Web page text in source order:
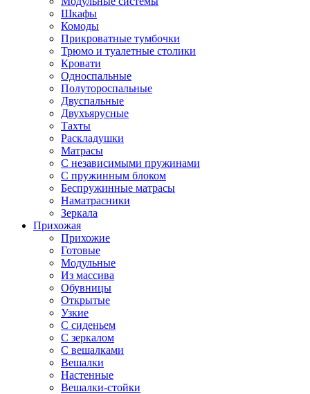
Шкафы
Комоды
Прикроватные тумбочки
Трюмо и туалетные столики
Кровати
Односпальные
Полутороспальные
Двуспальные
Двухъярусные
Тахты
Раскладушки
Матрасы
С независимыми пружинами
С пружинным блоком
Беспружинные матрасы
Наматрасники
Зеркала
Прихожая
Прихожие
Готовые
Модульные
Из массива
Обувницы
Открытые
Узкие
С сиденьем
С зеркалом
С вешалками
Вешалки
Настенные
Вешалки-стойки